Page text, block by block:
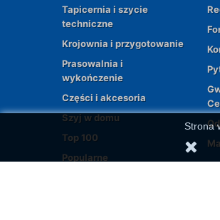
Tapicernia i szycie
techniczne
Krojownia i przygotowanie
Prasowalnia i
wykończenie
Części i akcesoria
Szyj w domu
Top 100
Popularne
Strona